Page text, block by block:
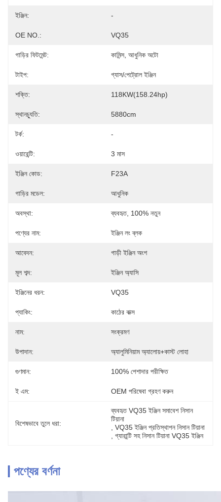
ইঞ্জিন: -
OE NO.: VQ35
গাড়ির ফিটমেন্ট: কামিন্স, আধুনিক অটো
টাইপ: গ্যাস/পেট্রোল ইঞ্জিন
শক্তি: 118KW(158.24hp)
স্থানচ্যুতি: 5880cm
টর্ক: -
ওয়ারেন্টি: 3 মাস
ইঞ্জিন কোড: F23A
গাড়ির মডেল: আধুনিক
অবস্থা: ব্যবহৃত, 100% নতুন
পণ্যের নাম: ইঞ্জিন লং ব্লক
আবেদন: গাড়ী ইঞ্জিন অংশ
মূল শব্দ: ইঞ্জিন অ্যাসি
ইঞ্জিনের ধরন: VQ35
প্যাকিং: কাঠের বাক্স
নাম: সংক্রমণ
উপাদান: অ্যালুমিনিয়াম অ্যালোয়+কাস্ট লোহা
গুণমান: 100% পেশাদার পরীক্ষিত
ই এম: OEM পরিষেবা গ্রহণ করুন
বিশেষভাবে তুলে ধরা:
ব্যবহৃত VQ35 ইঞ্জিন সমাবেশ নিসান
টিয়ানা
VQ35 ইঞ্জিন প্রতিস্থাপন নিসান টিয়ানা
গ্যারান্টি সহ নিসান টিয়ানা VQ35 ইঞ্জিন
পণ্যের বর্ণনা